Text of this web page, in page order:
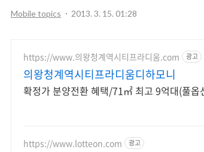
Mobile topics 2013. 3. 15. 01:28
https://www.의왕청계역시티프라디움.com 광고
의왕청계역시티프라디움디하모니
확정가 분양전환 혜택/71㎡ 최고 9억대(풀
https://www.lotteon.com 광고